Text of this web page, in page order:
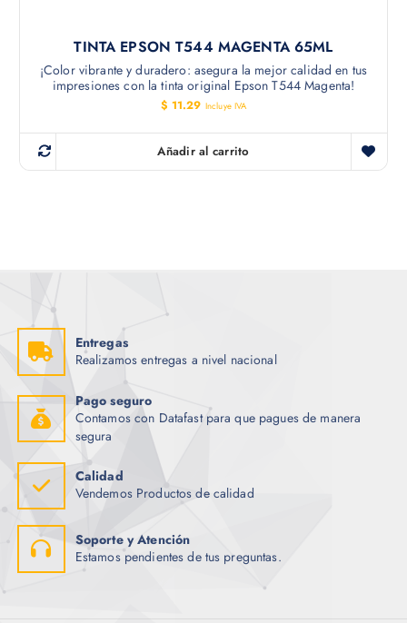
TINTA EPSON T544 MAGENTA 65ML
¡Color vibrante y duradero: asegura la mejor calidad en tus
impresiones con la tinta original Epson T544 Magenta!
$ 11.29 Incluye IVA
Añadir al carrito
Entregas
Realizamos entregas a nivel nacional
Pago seguro
Contamos con Datafast para que pagues de manera
segura
Calidad
Vendemos Productos de calidad
Soporte y Atención
Estamos pendientes de tus preguntas.